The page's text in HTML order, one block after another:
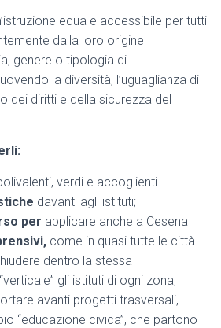
equa e accessibile per tutti
dalla loro origine
genere o tipologia di
la diversità, l’uguaglianza di
dei diritti e della sicurezza del
verdi e accoglienti
davanti agli istituti;
per applicare anche a Cesena
come in quasi tutte le città
dentro la stessa
gli istituti di ogni zona,
avanti progetti trasversali,
“educazione civica”, che partono